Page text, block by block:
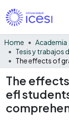
Home Academia
Tesis y trabajos
The
efl